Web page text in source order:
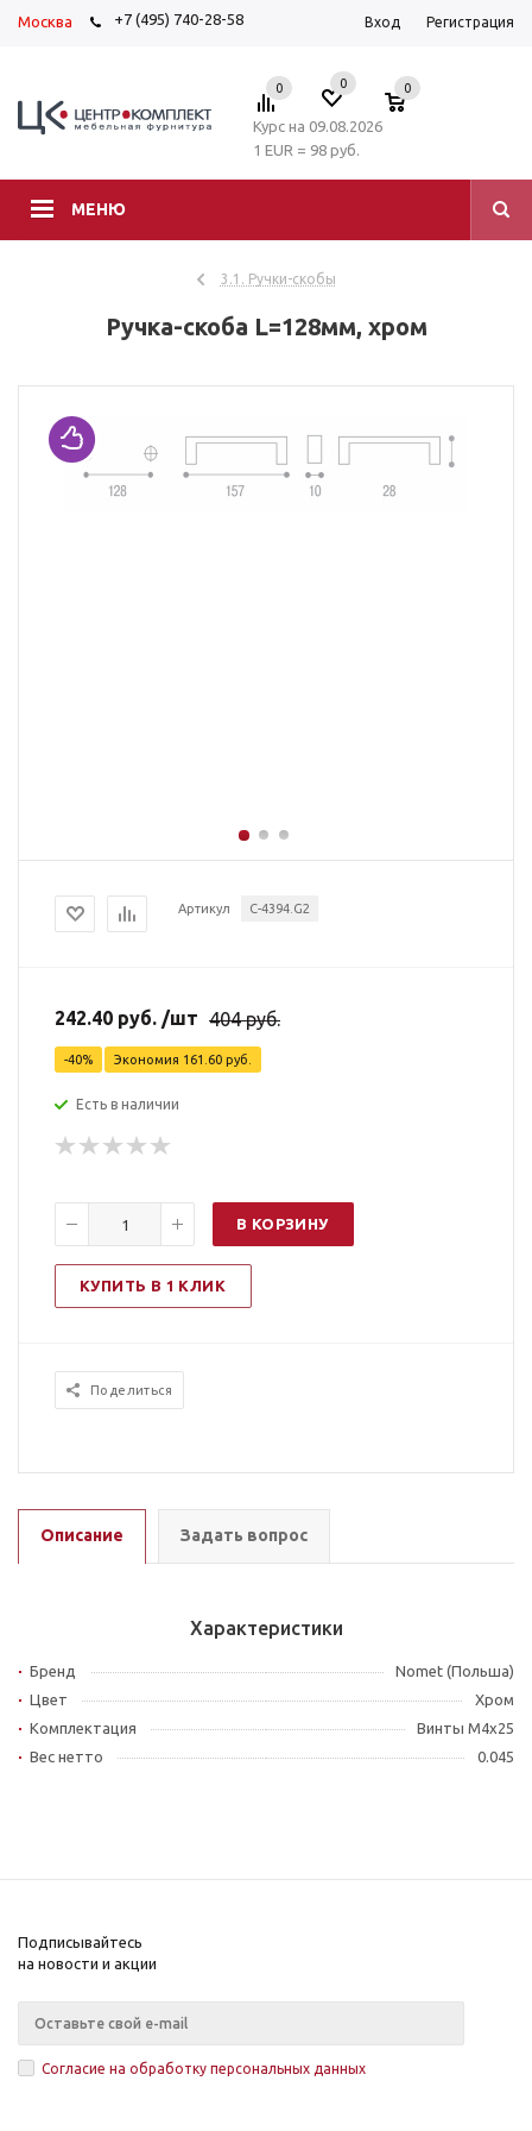
Москва +7 (495) 740-28-58 Вход Регистрация
МЕНЮ
0 0 0
Курс на 09.08.2026
1 EUR = 98 руб.
3.1. Ручки-скобы
Ручка-скоба L=128мм, хром
Артикул C-4394.G2
242.40 руб. /шт 404руб.
-40% Экономия 161.60 руб.
Есть в наличии
В КОРЗИНУ
КУПИТЬ В 1 КЛИК
Поделиться
Описание Задать вопрос
Характеристики
Бренд
Nomet (Польша)
Цвет
Хром
Комплектация
Винты M4x25
Вес нетто
0.045
Подписывайтесь
на новости и акции
Согласие на обработку персональных данных